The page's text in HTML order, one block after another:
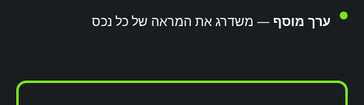
ערך מוסף — משדרג את המראה של כל נכס